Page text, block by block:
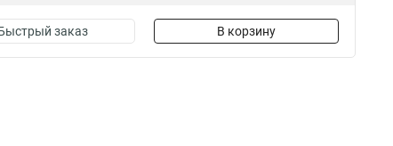
заказ В корзину